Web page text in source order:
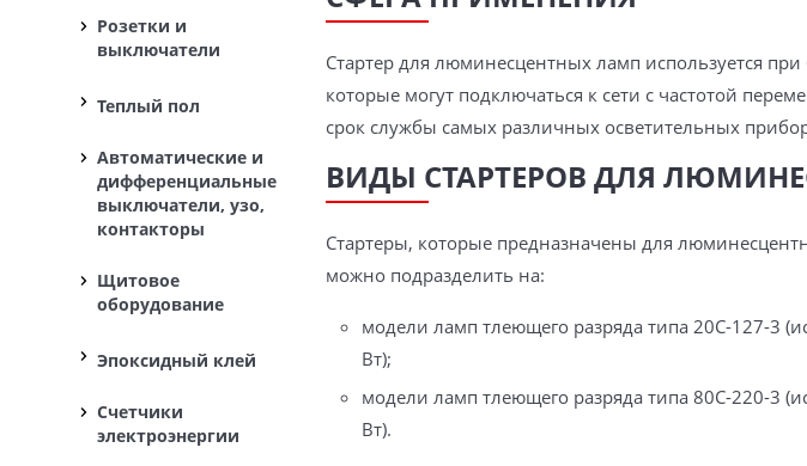
Розетки и
выключатели
Теплый пол
Автоматические и
дифференциальные
выключатели, узо,
контакторы
Щитовое
оборудование
Эпоксидный клей
Счетчики
электроэнергии
Стартер для люминесцентных ламп используется
которые могут подключаться к сети с частотой
срок службы самых различных осветительных
ВИДЫ СТАРТЕРОВ ДЛЯ
Стартеры, которые предназначены для
можно подразделить на:
модели ламп тлеющего разряда типа 20С-127-3
Вт);
модели ламп тлеющего разряда типа 80С-220-3
Вт).